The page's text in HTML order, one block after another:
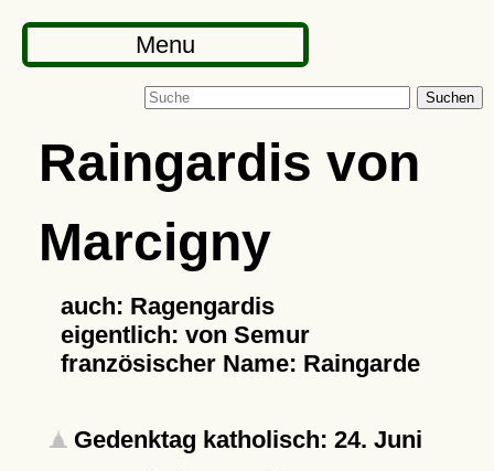
Menu
Suchen
Raingardis von
Marcigny
auch: Ragengardis
eigentlich: von Semur
französischer Name: Raingarde
Gedenktag katholisch: 24. Juni